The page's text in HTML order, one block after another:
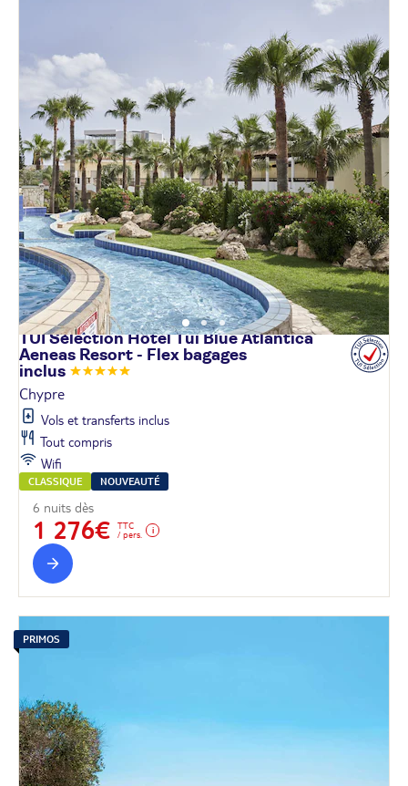
TUI Sélection Hôtel Tui Blue Atlantica
Aeneas Resort - Flex bagages
inclus
Chypre
Vols et transferts inclus
Tout compris
Wifi
CLASSIQUE NOUVEAUTÉ
6 nuits dès
1 276€
TTC
/ pers.
PRIMOS